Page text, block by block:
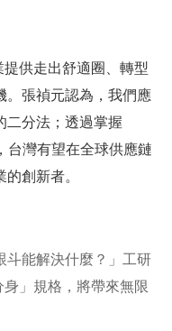
提供走出舒適圈、轉型
。張禎元認為，我們應
二分法；透過掌握
台灣有望在全球供應鏈
創新者。
斗能解決什麼？」工研
」規格，將帶來無限